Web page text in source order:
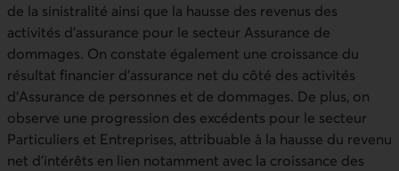
de la sinistralité ainsi que la hausse des revenus des
activités d'assurance pour le secteur Assurance de
dommages. On constate également une croissance du
résultat financier d'assurance net du côté des activités
d'Assurance de personnes et de dommages. De plus, on
observe une progression des excédents pour le secteur
Particuliers et Entreprises, attribuable à la hausse du revenu
net d'intérêts en lien notamment avec la croissance des